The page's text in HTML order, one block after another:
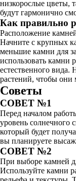
низкорослые цветы,
будут гармонично
Как правильно
Расположение
Начните с крупных
меньшие камни для
использовать камни
естественного вида.
растений, чтобы они
Советы
СОВЕТ №1
Перед началом
уровень солнечного
который будет
вы планируете
СОВЕТ №2
При выборе камней
Используйте камни